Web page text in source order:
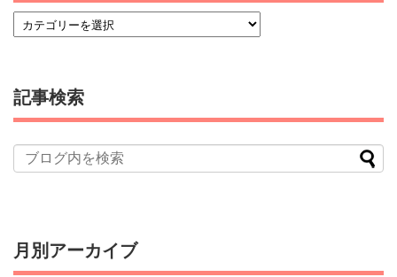
記事検索
月別アーカイブ